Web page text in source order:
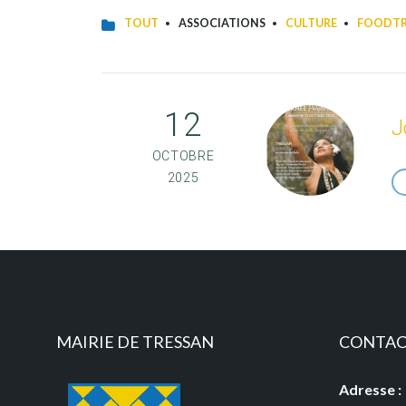
TOUT ASSOCIATIONS CULTURE
12
OCTOBRE
2025
MAIRIE DE TRESSAN
Adresse :